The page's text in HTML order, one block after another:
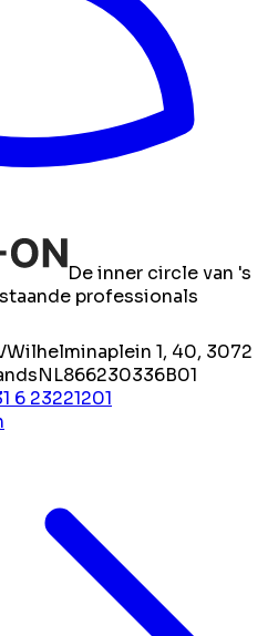
De inner circle van 's
professionals
Wilhelminaplein 1, 40, 3072
NL866230336B01
6 23221201